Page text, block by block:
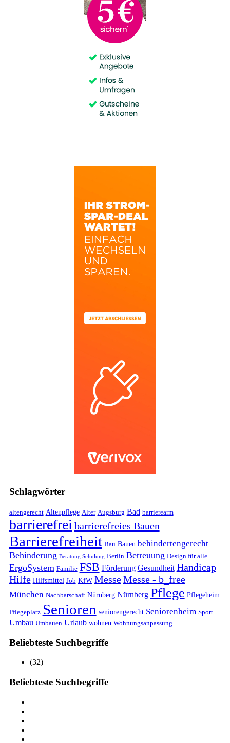
Schlagwörter
altengerecht Altenpflege Alter Augsburg Bad barrierearm
barrierefrei barrierefreies Bauen
Barrierefreiheit Bau Bauen behindertengerecht
Behinderung Beratung Schulung Berlin Betreuung Design für alle
ErgoSystem Familie FSB Förderung Gesundheit Handicap
Hilfe Hilfsmittel Job KfW Messe Messe - b_free
München Nachbarschaft Nürnberg Nürnberg Pflege Pflegeheim
Pflegeplatz Senioren seniorengerecht Seniorenheim Sport
Umbau Umbauen Urlaub wohnen Wohnungsanpassung
Beliebteste Suchbegriffe
(32)
Beliebteste Suchbegriffe